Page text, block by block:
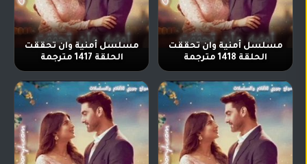
مسلسل أمنية وان تحققت
الحلقة 1418 مترجمة
مسلسل أمنية وان تحققت
الحلقة 1417 مترجمة